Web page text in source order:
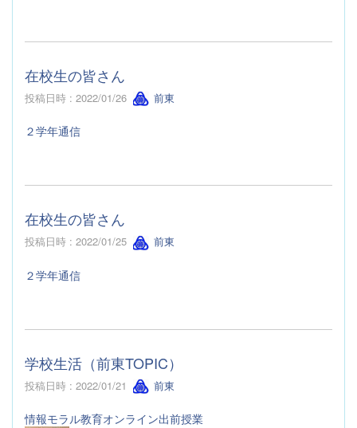
在校生の皆さん
投稿日時 : 2022/01/26 前東
２学年通信
在校生の皆さん
投稿日時 : 2022/01/25 前東
２学年通信
学校生活（前東TOPIC）
投稿日時 : 2022/01/21 前東
情報モラル教育オンライン出前授業